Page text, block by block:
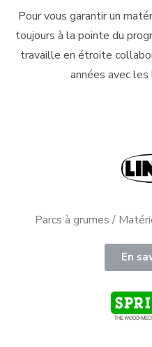
Pour vous garantir un
toujours à la pointe du
travaille en étroite
années avec les
Parcs à grumes /
En